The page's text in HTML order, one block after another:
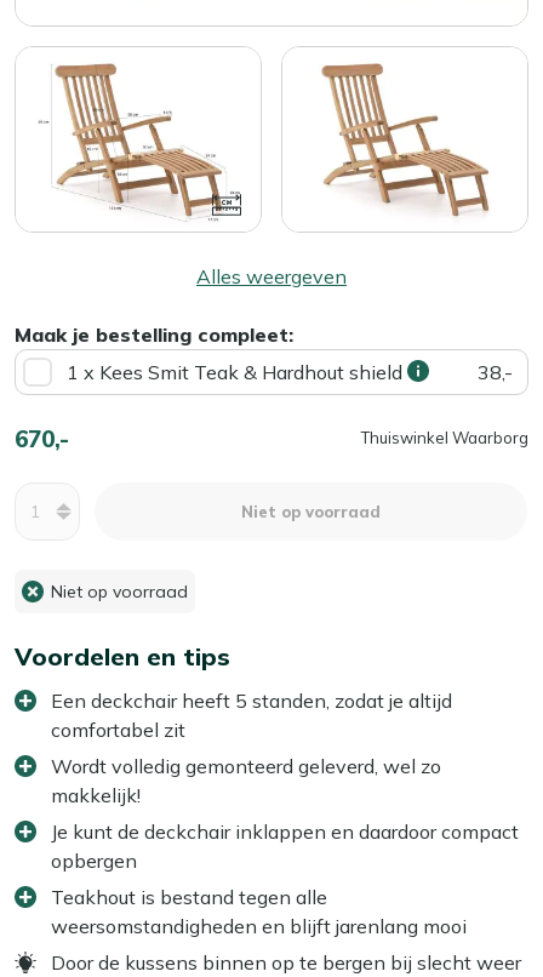
Alles weergeven
Maak je bestelling compleet:
1 x Kees Smit Teak & Hardhout shield
38,-
670,- Thuiswinkel Waarborg
Niet op voorraad
Niet op voorraad
Voordelen en tips
Een deckchair heeft 5 standen, zodat je altijd
comfortabel zit
Wordt volledig gemonteerd geleverd, wel zo
makkelijk!
Je kunt de deckchair inklappen en daardoor compact
opbergen
Teakhout is bestand tegen alle
weersomstandigheden en blijft jarenlang mooi
Door de kussens binnen op te bergen bij slecht weer